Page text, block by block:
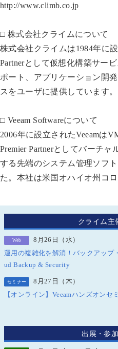
http://www.climb.co.jp
□ 株式会社クライムについて
株式会社クライムは1984年に
Partnerとして仮想化構築サー
ポート、アプリケーション開
スをユーザに提供しています。
□ Veeam Softwareについて
2006年に設立されたVeeamは
Premier Partnerとしてバーチ
する先端のシステム管理ソフ
た。本社は米国オハイオ州コ
クライム主
Web
8月26日（水）
運用の複雑化を解消！バックアッ
ud Backup & Security
セミナー
8月27日（木）
【オンライン】Veeamハンズオンセ
出展・参